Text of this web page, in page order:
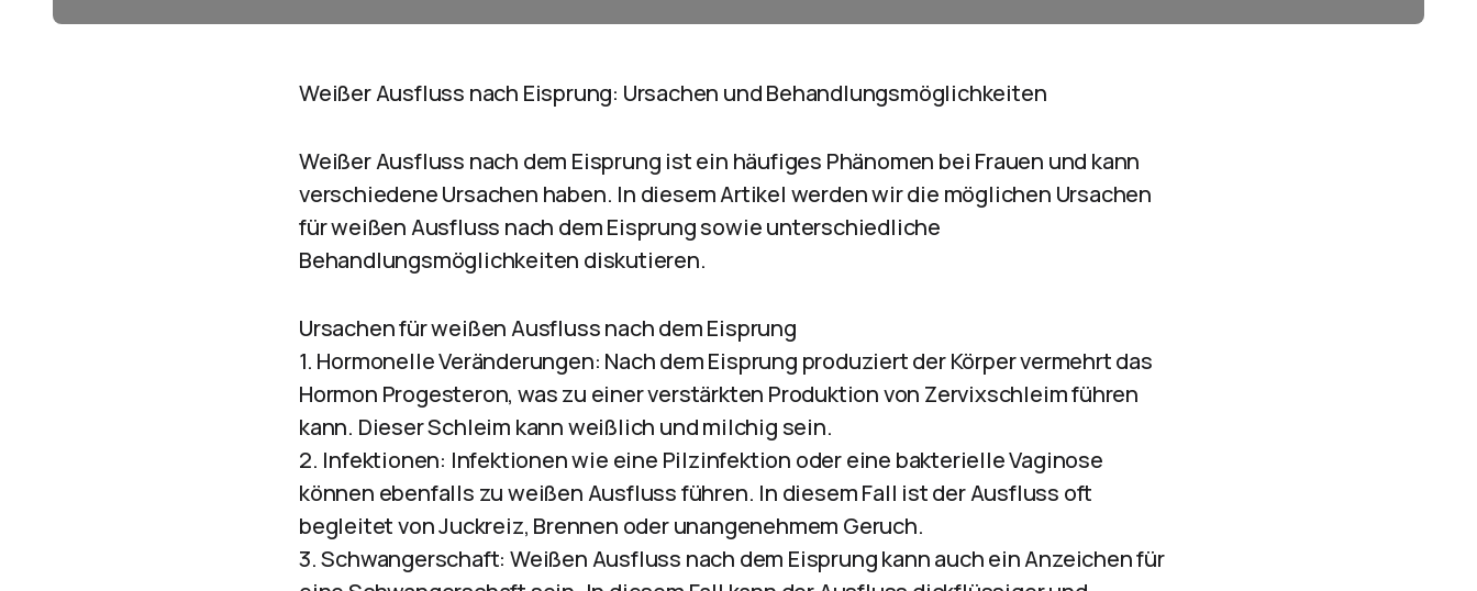
Weißer Ausfluss nach Eisprung: Ursachen und Behandlungsmöglichkeiten
Weißer Ausfluss nach dem Eisprung ist ein häufiges Phänomen bei Frauen und kann
verschiedene Ursachen haben. In diesem Artikel werden wir die möglichen Ursachen
für weißen Ausfluss nach dem Eisprung sowie unterschiedliche
Behandlungsmöglichkeiten diskutieren.
Ursachen für weißen Ausfluss nach dem Eisprung
1. Hormonelle Veränderungen: Nach dem Eisprung produziert der Körper vermehrt das
Hormon Progesteron, was zu einer verstärkten Produktion von Zervixschleim führen
kann. Dieser Schleim kann weißlich und milchig sein.
2. Infektionen: Infektionen wie eine Pilzinfektion oder eine bakterielle Vaginose
können ebenfalls zu weißen Ausfluss führen. In diesem Fall ist der Ausfluss oft
begleitet von Juckreiz, Brennen oder unangenehmem Geruch.
3. Schwangerschaft: Weißen Ausfluss nach dem Eisprung kann auch ein Anzeichen für